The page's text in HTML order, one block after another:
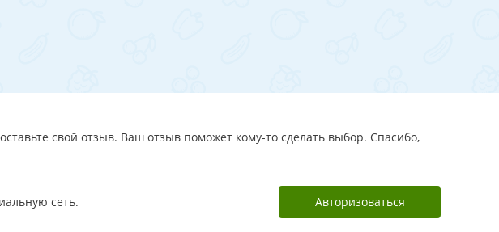
свой отзыв. Ваш отзыв поможет кому-то сделать выбор. Спасибо,
сеть. Авторизоваться